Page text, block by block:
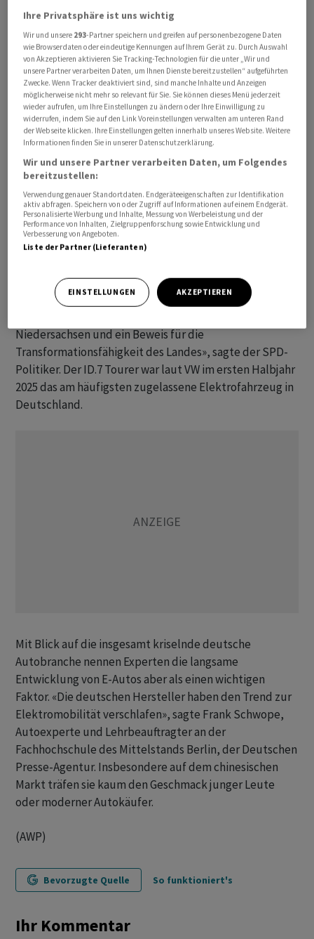
«Wir brauchen ein klares Signal und gezielte staatliche
Fördermassnahmen, um die Skepsis privater
Käuferinnen und Käufer abzubauen und die Nachfrage
in dieser Gruppe anzukurbeln», sagte Martin Sander,
Vertriebsvorstand vonVolkswagen. Derzeit entfalle der
Grossteil der Neuzulassungen von E-Autos auf
gewerbliche Kunden, die andere
Steuervergünstigungen erhalten, sagte Sander im
niedersächsischen Emden.
In demVW-Werk in Ostfriesland feierte das
Unternehmen die Auslieferung von 1,5 Millionen
vollelektrischer Wagen aus der Modellreihe ID.
Autobauer mit dem Werk in Emden, in dem
ausschliesslich E-Autos gebaut werden, auf einem
Niedersachsen und ein Beweis für die
Transformationsfähigkeit des Landes», sagte der SPD-
Politiker. Der ID.7 Tourer war laut VW im ersten Halbjahr
2025 das am häufigsten zugelassene Elektrofahrzeug in
Deutschland.
Mit Blick auf die insgesamt kriselnde deutsche
Autobranche nennen Experten die langsame
Entwicklung von E-Autos aber als einen wichtigen
Faktor. «Die deutschen Hersteller haben den Trend zur
Elektromobilität verschlafen», sagte Frank Schwope,
Autoexperte und Lehrbeauftragter an der
Fachhochschule des Mittelstands Berlin, der Deutschen
Presse-Agentur. Insbesondere auf dem chinesischen
Markt träfen sie kaum den Geschmack junger Leute
oder moderner Autokäufer.
(AWP)
Bevorzugte Quelle So funktioniert's
Ihr Kommentar
Ihre Privatsphäre ist uns wichtig
Wir und unsere 293-Partner speichern und greifen auf personenbezogene Daten
wie Browserdaten oder eindeutige Kennungen auf Ihrem Gerät zu. Durch Auswahl
von Akzeptieren aktivieren Sie Tracking-Technologien für die unter „Wir und
unsere Partner verarbeiten Daten, um Ihnen Dienste bereitzustellen“ aufgeführten
Zwecke. Wenn Tracker deaktiviert sind, sind manche Inhalte und Anzeigen
möglicherweise nicht mehr so relevant für Sie. Sie können dieses Menü jederzeit
wieder aufrufen, um Ihre Einstellungen zu ändern oder Ihre Einwilligung zu
widerrufen, indem Sie auf den Link Voreinstellungen verwalten am unteren Rand
der Webseite klicken. Ihre Einstellungen gelten innerhalb unseres Website. Weitere
Informationen finden Sie in unserer Datenschutzerklärung.
Wir und unsere Partner verarbeiten Daten, um Folgendes
bereitzustellen:
Verwendung genauer Standortdaten. Endgeräteeigenschaften zur Identifikation
aktiv abfragen. Speichern von oder Zugriff auf Informationen auf einem Endgerät.
Personalisierte Werbung und Inhalte, Messung von Werbeleistung und der
Performance von Inhalten, Zielgruppenforschung sowie Entwicklung und
Verbesserung von Angeboten.
Liste der Partner (Lieferanten)
EINSTELLUNGEN AKZEPTIEREN